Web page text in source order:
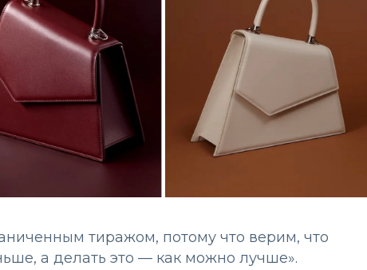
тиражом, потому что верим, что
а делать это — как можно лучше».